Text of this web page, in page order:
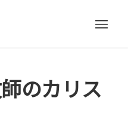
のカリス